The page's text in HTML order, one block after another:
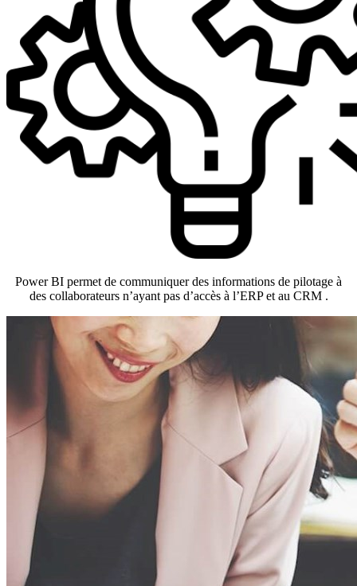
Power BI permet de communiquer des informations de pilotage à
des collaborateurs n’ayant pas d’accès à l’ERP et au CRM .